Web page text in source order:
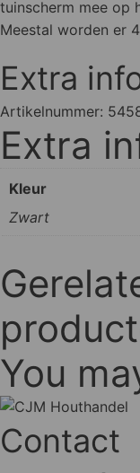
tuinscherm mee op
Meestal worden er
Extra
Artikelnummer:
Extra
Kleur
Zwart
You
Contact